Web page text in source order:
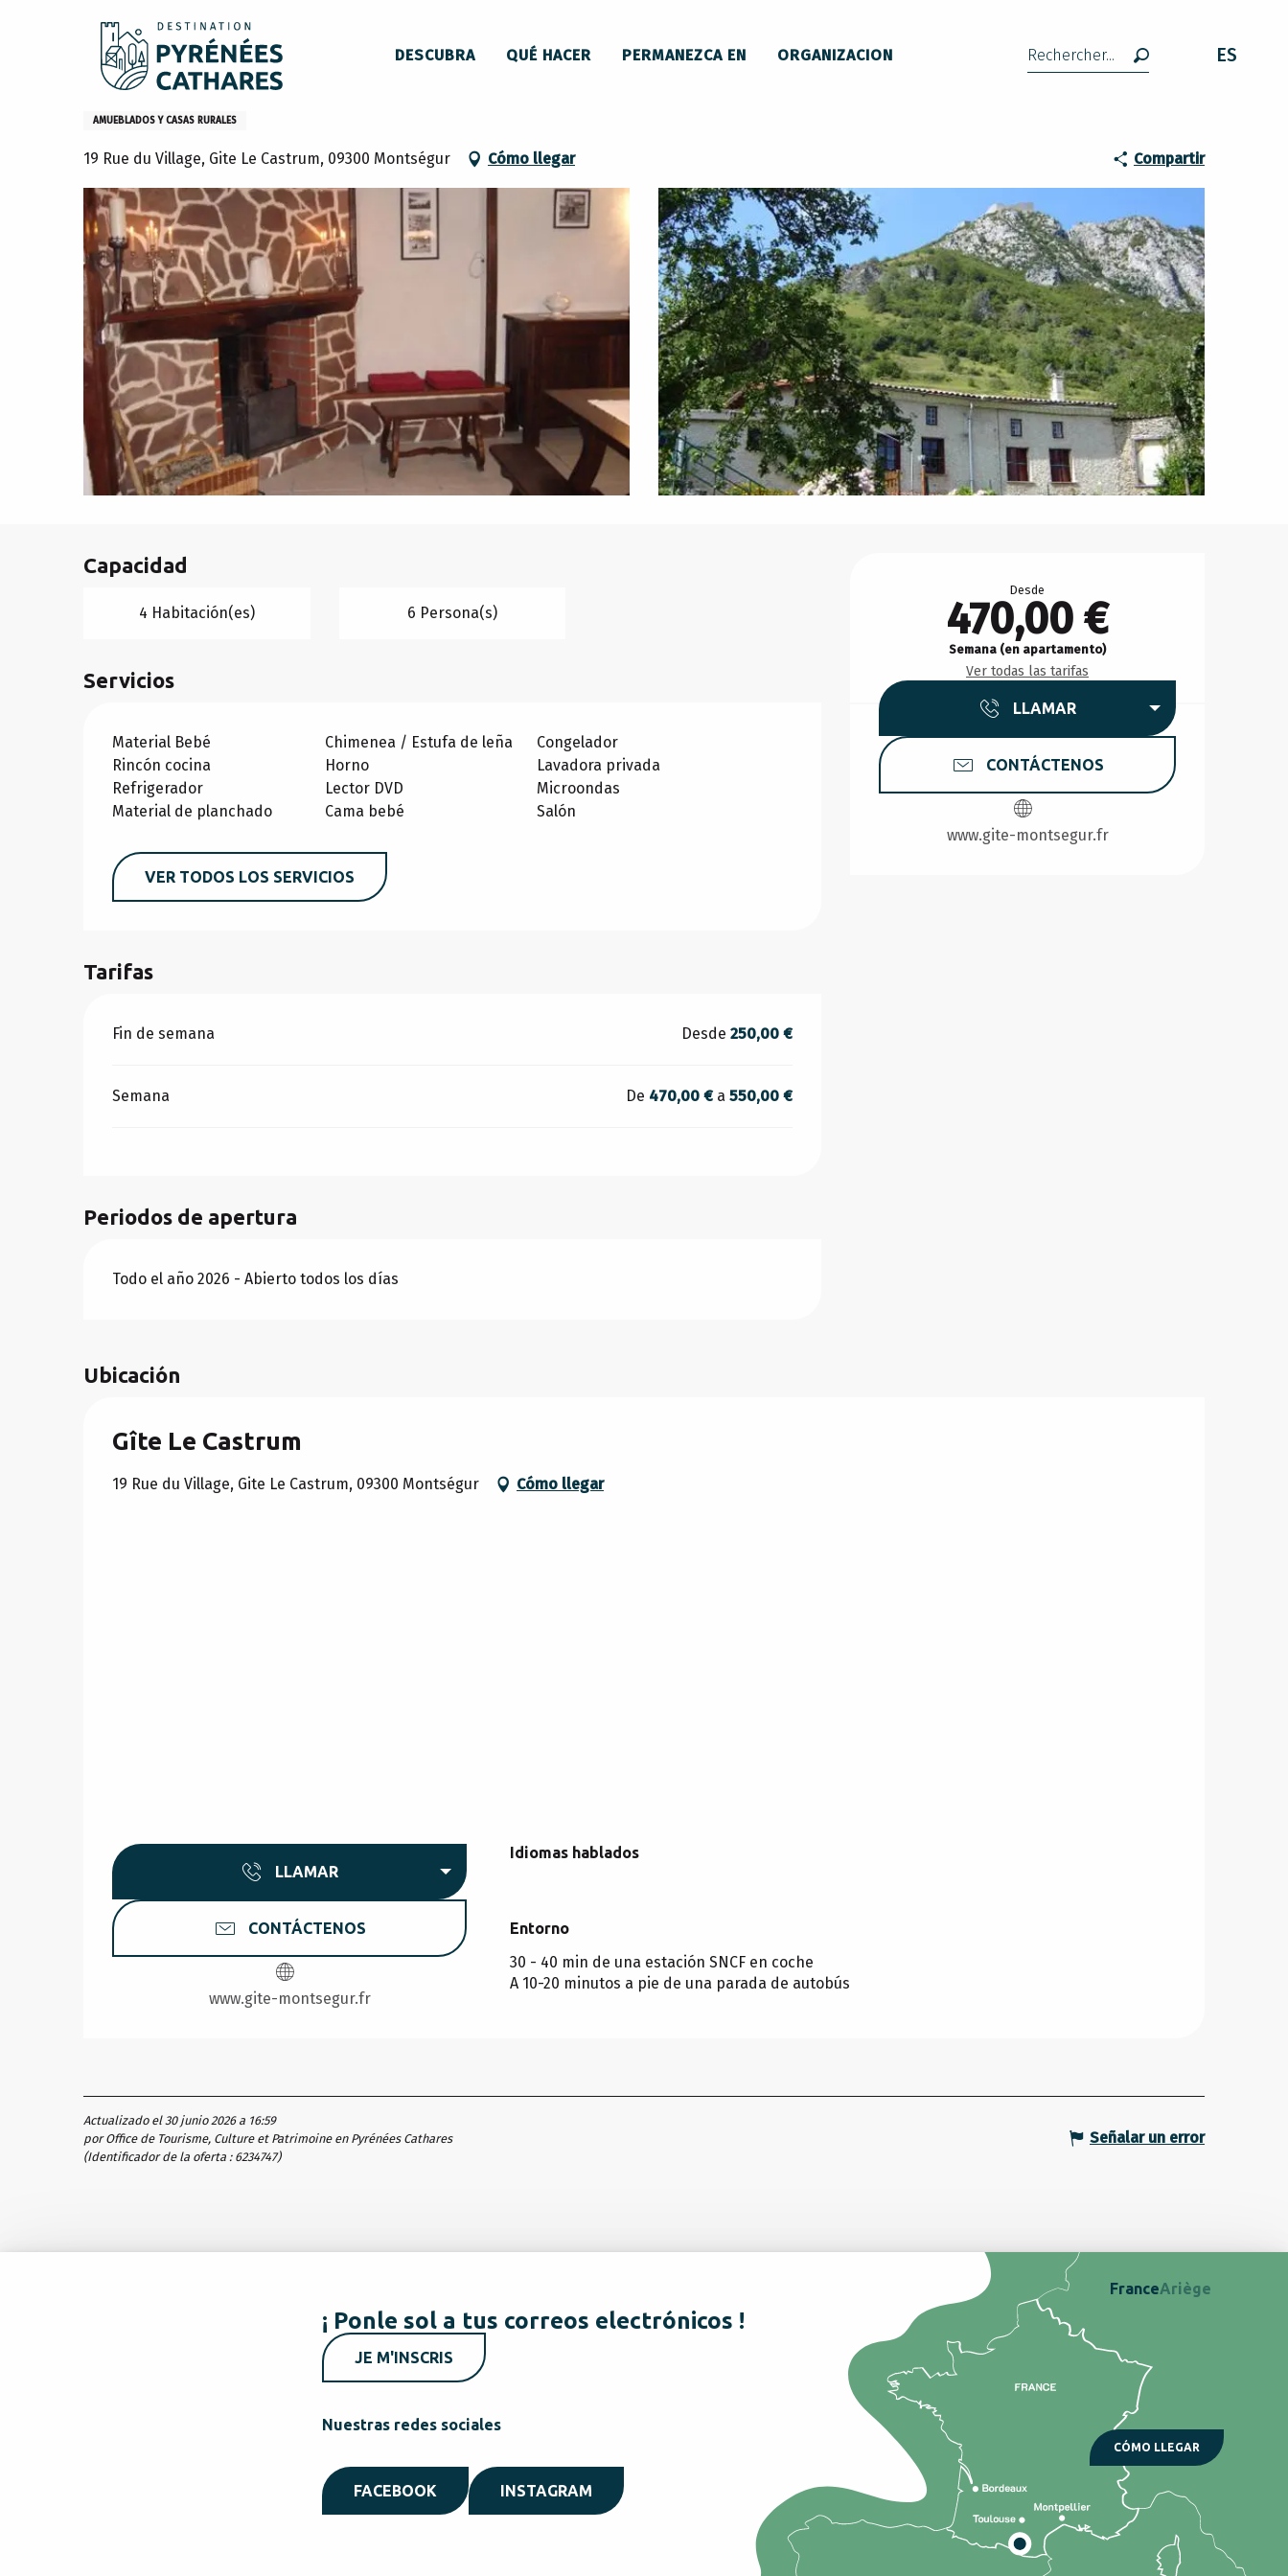
Buscar ES
DESCUBRA QUÉ HACER PERMANEZCA EN ORGANIZACION
Inicio Permanezca en
Gîte Le Castrum
AMUEBLADOS Y CASAS RURALES
19 Rue du Village, Gite Le Castrum, 09300 Montségur Cómo llegar Compartir
Desde
470,00 €
Semana (en apartamento)
Ver todas las tarifas
LLAMAR
CONTÁCTENOS
www.gite-montsegur.fr
Capacidad
4 Habitación(es) 6 Persona(s)
Servicios
Material Bebé Chimenea / Estufa de leña
Congelador
Rincón cocina
Horno
Lavadora privada
Refrigerador
Lector DVD
Microondas
Material de planchado
Cama bebé Salón
VER TODOS LOS SERVICIOS
Tarifas
Tarifas 2026
Fin de semana Desde250,00 €
Semana De 470,00 €a550,00 €
Periodos de apertura
Todo el año 2026 - Abierto todos los días
Ubicación
Gîte Le Castrum
19 Rue du Village, Gite Le Castrum, 09300 Montségur Cómo llegar
LLAMAR
CONTÁCTENOS
www.gite-montsegur.fr
Idiomas hablados
Idiomas hablados
Entorno
Entorno
30 - 40 min de una estación SNCF en coche
A 10-20 minutos a pie de una parada de autobús
Actualizado el 30 junio 2026 a 16:59
por Office de Tourisme, Culture et Patrimoine en Pyrénées Cathares
(Identificador de la oferta : 6234747)
Señalar un error
¡ Ponle sol a tus correos electrónicos !
JE M'INSCRIS
Nuestras redes sociales
FACEBOOK INSTAGRAM
CÓMO LLEGAR
FranceAriège